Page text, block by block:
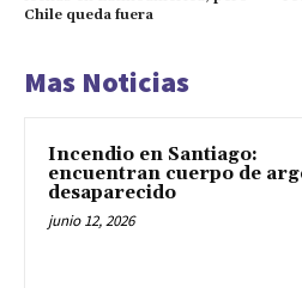
Chile queda fuera
Mas Noticias
Incendio en Santiago:
encuentran cuerpo de
desaparecido
junio 12, 2026